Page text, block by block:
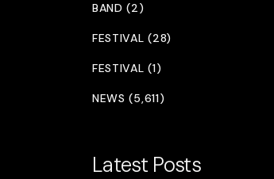
BAND (2)
FESTIVAL (28)
FESTIVAL (1)
NEWS (5,611)
Latest Posts